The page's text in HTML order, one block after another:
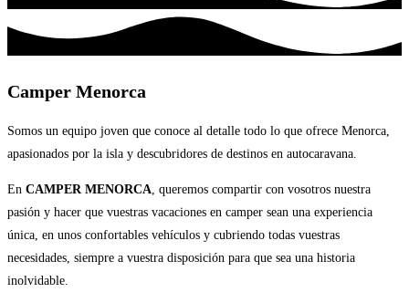
Camper Menorca
Somos un equipo joven que conoce al detalle todo lo que ofrece Menorca,
apasionados por la isla y descubridores de destinos en autocaravana.
En CAMPER MENORCA , queremos compartir con vosotros nuestra
pasión y hacer que vuestras vacaciones en camper sean una experiencia
única, en unos confortables vehículos y cubriendo todas vuestras
necesidades, siempre a vuestra disposición para que sea una historia
inolvidable.